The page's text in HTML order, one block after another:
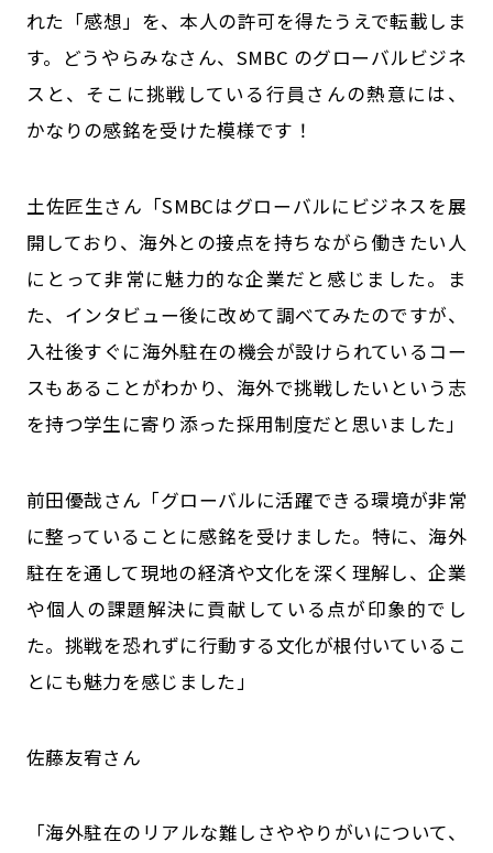
れた「感想」を、本人の許可を得たうえで転載しま
す。どうやらみなさん、SMBC のグローバルビジネ
スと、そこに挑戦している行員さんの熱意には、
かなりの感銘を受けた模様です！
土佐匠生さん「SMBCはグローバルにビジネスを展
開しており、海外との接点を持ちながら働きたい人
にとって非常に魅力的な企業だと感じました。ま
た、インタビュー後に改めて調べてみたのですが、
入社後すぐに海外駐在の機会が設けられているコー
スもあることがわかり、海外で挑戦したいという志
を持つ学生に寄り添った採用制度だと思いました」
前田優哉さん「グローバルに活躍できる環境が非常
に整っていることに感銘を受けました。特に、海外
駐在を通して現地の経済や文化を深く理解し、企業
や個人の課題解決に貢献している点が印象的でし
た。挑戦を恐れずに行動する文化が根付いているこ
とにも魅力を感じました」
佐藤友宥さん
「海外駐在のリアルな難しさややりがいについて、